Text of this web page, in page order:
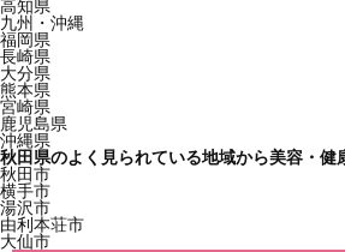
高知県
九州・沖縄
福岡県
長崎県
大分県
熊本県
宮崎県
鹿児島県
沖縄県
秋田県のよく見られている地域から美容・健
秋田市
横手市
湯沢市
由利本荘市
大仙市